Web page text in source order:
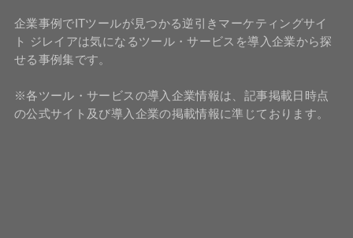
企業事例でITツールが見つかる逆引きマーケティングサイ
ト ジレイアは気になるツール・サービスを導入企業から探
せる事例集です。
※各ツール・サービスの導入企業情報は、記事掲載日時点
の公式サイト及び導入企業の掲載情報に準じております。